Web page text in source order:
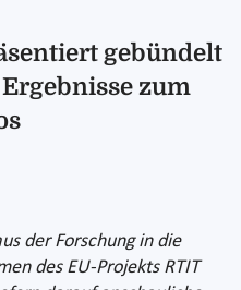
gebündelt
zum
der Forschung in die
des EU-Projekts RTIT